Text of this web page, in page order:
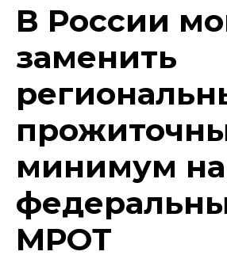
В России
заменить
минимум на
МРОТ